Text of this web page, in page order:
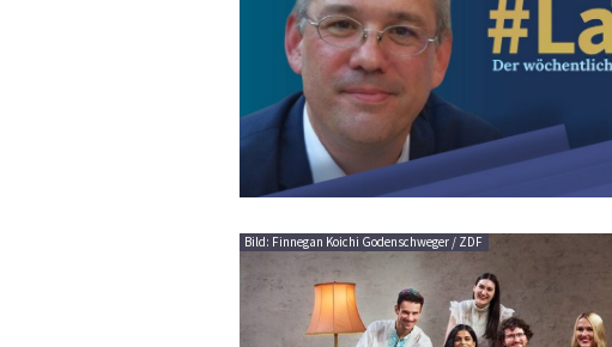
Bild: Finnegan Koichi Godenschweger / ZDF